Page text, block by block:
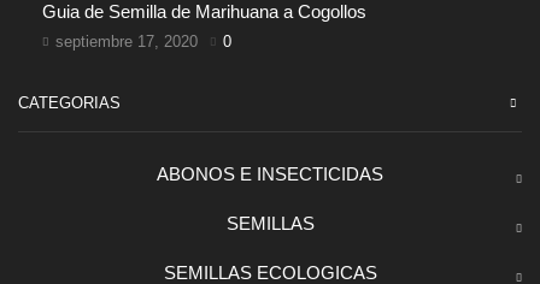
Guia de Semilla de Marihuana a Cogollos
septiembre 17, 2020 0
CATEGORIAS
ABONOS E INSECTICIDAS
SEMILLAS
SEMILLAS ECOLOGICAS